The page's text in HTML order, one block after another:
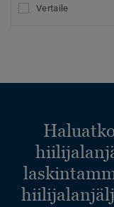
Vertaile